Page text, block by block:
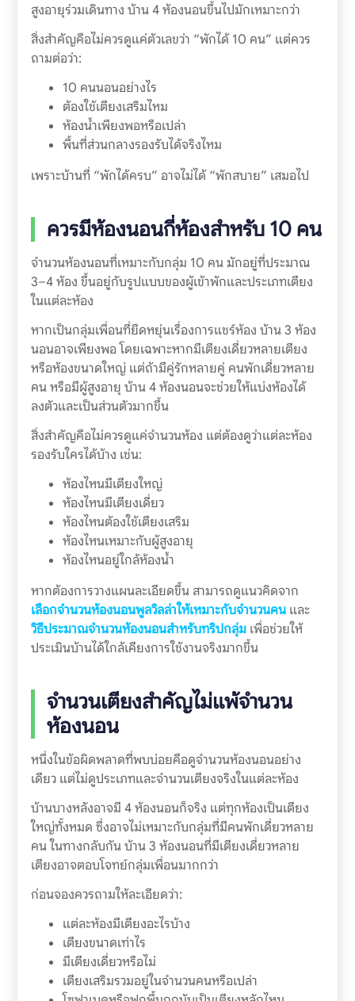
สูงอายุร่วมเดินทาง บ้าน 4 ห้องนอนขึ้นไปมักเหมาะกว่า
สิ่งสำคัญคือไม่ควรดูแค่ตัวเลขว่า “พักได้ 10 คน” แต่ควร
ถามต่อว่า:
10 คนนอนอย่างไร
ต้องใช้เตียงเสริมไหม
ห้องน้ำเพียงพอหรือเปล่า
พื้นที่ส่วนกลางรองรับได้จริงไหม
เพราะบ้านที่ “พักได้ครบ” อาจไม่ได้ “พักสบาย” เสมอไป
ควรมีห้องนอนกี่ห้องสำหรับ 10 คน
จำนวนห้องนอนที่เหมาะกับกลุ่ม 10 คน มักอยู่ที่ประมาณ
3–4 ห้อง ขึ้นอยู่กับรูปแบบของผู้เข้าพักและประเภทเตียง
ในแต่ละห้อง
หากเป็นกลุ่มเพื่อนที่ยืดหยุ่นเรื่องการแชร์ห้อง บ้าน 3 ห้อง
นอนอาจเพียงพอ โดยเฉพาะหากมีเตียงเดี่ยวหลายเตียง
หรือห้องขนาดใหญ่ แต่ถ้ามีคู่รักหลายคู่ คนพักเดี่ยวหลาย
คน หรือมีผู้สูงอายุ บ้าน 4 ห้องนอนจะช่วยให้แบ่งห้องได้
ลงตัวและเป็นส่วนตัวมากขึ้น
สิ่งสำคัญคือไม่ควรดูแค่จำนวนห้อง แต่ต้องดูว่าแต่ละห้อง
รองรับใครได้บ้าง เช่น:
ห้องไหนมีเตียงใหญ่
ห้องไหนมีเตียงเดี่ยว
ห้องไหนต้องใช้เตียงเสริม
ห้องไหนเหมาะกับผู้สูงอายุ
ห้องไหนอยู่ใกล้ห้องน้ำ
หากต้องการวางแผนละเอียดขึ้น สามารถดูแนวคิดจาก
เลือกจำนวนห้องนอนพูลวิลล่าให้เหมาะกับจำนวนคนและ
วิธีประมาณจำนวนห้องนอนสำหรับทริปกลุ่มเพื่อช่วยให้
ประเมินบ้านได้ใกล้เคียงการใช้งานจริงมากขึ้น
จำนวนเตียงสำคัญไม่แพ้จำนวน
ห้องนอน
หนึ่งในข้อผิดพลาดที่พบบ่อยคือดูจำนวนห้องนอนอย่าง
เดียว แต่ไม่ดูประเภทและจำนวนเตียงจริงในแต่ละห้อง
บ้านบางหลังอาจมี 4 ห้องนอนก็จริง แต่ทุกห้องเป็นเตียง
ใหญ่ทั้งหมด ซึ่งอาจไม่เหมาะกับกลุ่มที่มีคนพักเดี่ยวหลาย
คน ในทางกลับกัน บ้าน 3 ห้องนอนที่มีเตียงเดี่ยวหลาย
เตียงอาจตอบโจทย์กลุ่มเพื่อนมากกว่า
ก่อนจองควรถามให้ละเอียดว่า:
แต่ละห้องมีเตียงอะไรบ้าง
เตียงขนาดเท่าไร
มีเตียงเดี่ยวหรือไม่
เตียงเสริมรวมอยู่ในจำนวนคนหรือเปล่า